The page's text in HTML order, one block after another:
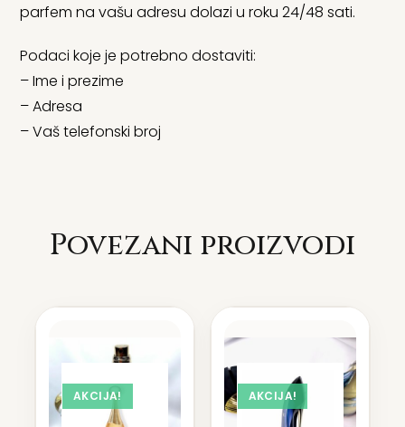
parfem na vašu adresu dolazi u roku 24/48 sati.
Podaci koje je potrebno dostaviti:
– Ime i prezime
– Adresa
– Vaš telefonski broj
Povezani proizvodi
AKCIJA! AKCIJA!